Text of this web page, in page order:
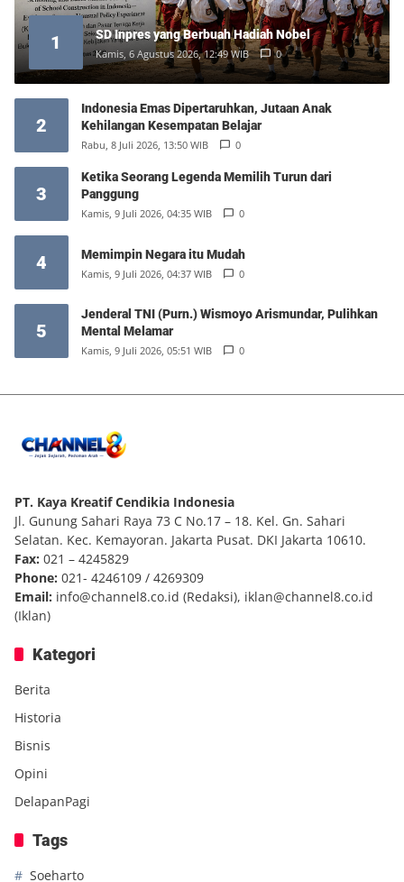
1 SD Inpres yang Berbuah Hadiah Nobel
Kamis, 6 Agustus 2026, 12:49 WIB 0
2
Indonesia Emas Dipertaruhkan, Jutaan Anak
Kehilangan Kesempatan Belajar
Rabu, 8 Juli 2026, 13:50 WIB 0
3
Ketika Seorang Legenda Memilih Turun dari
Panggung
Kamis, 9 Juli 2026, 04:35 WIB 0
4 Memimpin Negara itu Mudah
Kamis, 9 Juli 2026, 04:37 WIB 0
5
Jenderal TNI (Purn.) Wismoyo Arismundar, Pulihkan
Mental Melamar
Kamis, 9 Juli 2026, 05:51 WIB 0
PT. Kaya Kreatif Cendikia Indonesia
Jl. Gunung Sahari Raya 73 C No.17 – 18. Kel. Gn. Sahari
Selatan. Kec. Kemayoran. Jakarta Pusat. DKI Jakarta 10610.
Fax: 021 – 4245829
Phone: 021- 4246109 / 4269309
Email: info@channel8.co.id (Redaksi), iklan@channel8.co.id
(Iklan)
Kategori
Berita
Historia
Bisnis
Opini
DelapanPagi
Tags
Soeharto